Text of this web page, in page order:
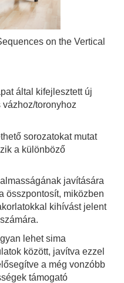
on the Vertical
által kifejlesztett új
toronyhoz
sorozatokat mutat
a különböző
javítására
összpontosít, miközben
kihívást jelent
lehet sima
között, javítva ezzel
a még vonzóbb
támogató